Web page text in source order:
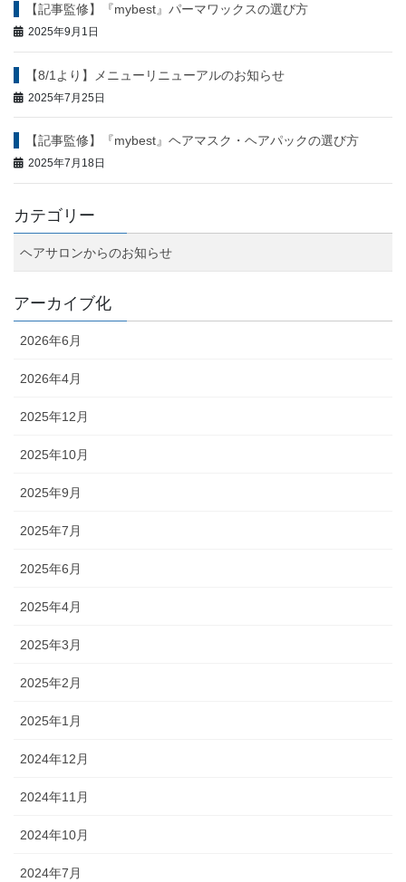
【記事監修】『mybest』パーマワックスの選び方
2025年9月1日
【8/1より】メニューリニューアルのお知らせ
2025年7月25日
【記事監修】『mybest』ヘアマスク・ヘアパックの選び方
2025年7月18日
カテゴリー
ヘアサロンからのお知らせ
アーカイブ化
2026年6月
2026年4月
2025年12月
2025年10月
2025年9月
2025年7月
2025年6月
2025年4月
2025年3月
2025年2月
2025年1月
2024年12月
2024年11月
2024年10月
2024年7月